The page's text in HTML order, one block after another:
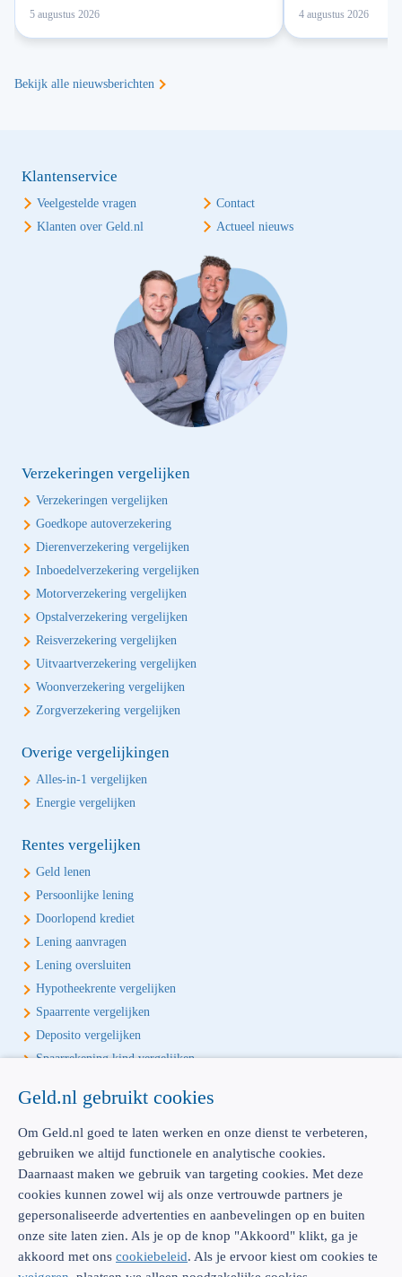
5 augustus 2026 4 augustus 2026
Bekijk alle nieuwsberichten
Klantenservice
Veelgestelde vragen
Contact
Klanten over Geld.nl
Actueel nieuws
Verzekeringen vergelijken
Verzekeringen vergelijken
Goedkope autoverzekering
Dierenverzekering vergelijken
Inboedelverzekering vergelijken
Motorverzekering vergelijken
Opstalverzekering vergelijken
Reisverzekering vergelijken
Uitvaartverzekering vergelijken
Woonverzekering vergelijken
Zorgverzekering vergelijken
Overige vergelijkingen
Alles-in-1 vergelijken
Energie vergelijken
Rentes vergelijken
Geld lenen
Persoonlijke lening
Doorlopend krediet
Lening aanvragen
Lening oversluiten
Hypotheekrente vergelijken
Spaarrente vergelijken
Deposito vergelijken
Spaarrekening kind vergelijken
Écht onafhankelijk vergelijken
Geld.nl is de écht onafhankelijke vergelijker voor je verzekeringen en
bankproducten. Vergelijk, kies het beste product voor jou en betaal
geen euro te veel!
AFM: 12039914 300.014480
Geld.nl gebruikt cookies
Om Geld.nl goed te laten werken en onze dienst te verbeteren,
gebruiken we altijd functionele en analytische cookies.
Daarnaast maken we gebruik van targeting cookies. Met deze
cookies kunnen zowel wij als onze vertrouwde partners je
gepersonaliseerde advertenties en aanbevelingen op en buiten
onze site laten zien. Als je op de knop "Akkoord" klikt, ga je
akkoord met ons cookiebeleid. Als je ervoor kiest om cookies te